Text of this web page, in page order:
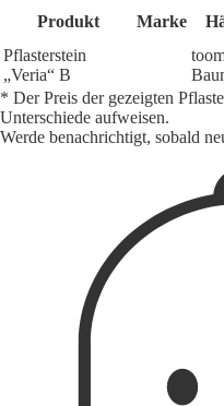
Produkt
Marke
Pflasterstein
„Veria“ B
* Der Preis der gezeigten
Unterschiede aufweisen.
Werde benachrichtigt, sobald